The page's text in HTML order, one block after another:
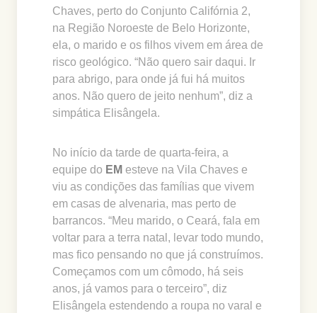
Chaves, perto do Conjunto Califórnia 2,
na Região Noroeste de Belo Horizonte,
ela, o marido e os filhos vivem em área de
risco geológico. “Não quero sair daqui. Ir
para abrigo, para onde já fui há muitos
anos. Não quero de jeito nenhum”, diz a
simpática Elisângela.
No início da tarde de quarta-feira, a
equipe do EM esteve na Vila Chaves e
viu as condições das famílias que vivem
em casas de alvenaria, mas perto de
barrancos. “Meu marido, o Ceará, fala em
voltar para a terra natal, levar todo mundo,
mas fico pensando no que já construímos.
Começamos com um cômodo, há seis
anos, já vamos para o terceiro”, diz
Elisângela estendendo a roupa no varal e